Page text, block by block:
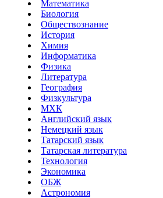
Математика
Биология
Обществознание
История
Химия
Информатика
Физика
Литература
География
Физкультура
МХК
Английский язык
Немецкий язык
Татарский язык
Татарская литература
Технология
Экономика
ОБЖ
Астрономия